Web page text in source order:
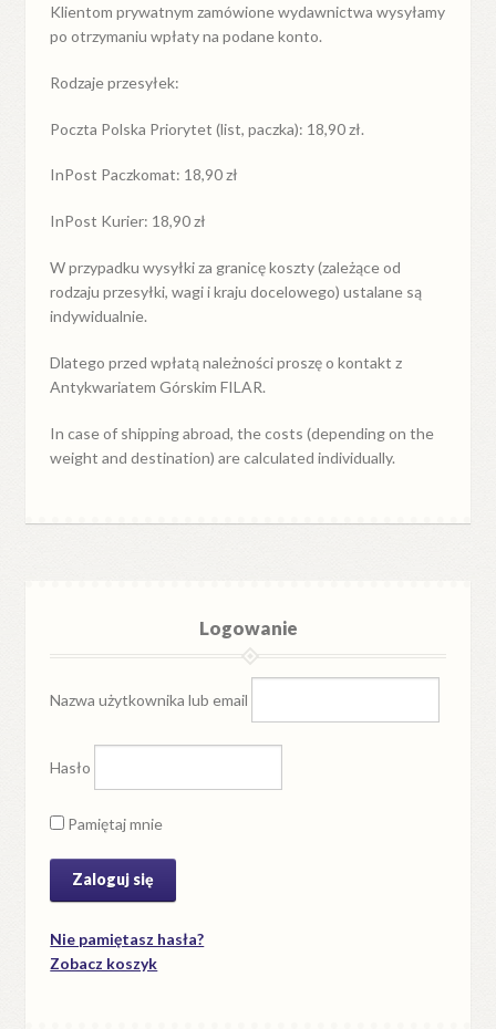
Klientom prywatnym zamówione wydawnictwa wysyłamy
po otrzymaniu wpłaty na podane konto.
Rodzaje przesyłek:
Poczta Polska Priorytet (list, paczka): 18,90 zł.
InPost Paczkomat: 18,90 zł
InPost Kurier: 18,90 zł
W przypadkuwysyłkiza granicękoszty (zależące od
rodzaju przesyłki, wagi i kraju docelowego) ustalane są
indywidualnie.
Dlatego przed wpłatą należności proszę o kontakt z
Antykwariatem Górskim FILAR.
In case of shipping abroad, the costs (depending on the
weight and destination) are calculated individually.
Logowanie
Nazwa użytkownika lub email
Hasło
Pamiętaj mnie
Nie pamiętasz hasła?
Zobacz koszyk